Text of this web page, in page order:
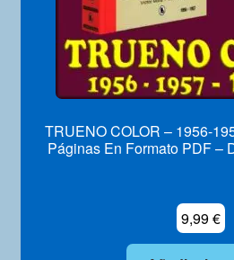
TRUENO COLOR – 1956-
Páginas En Formato PDF –
9,99€